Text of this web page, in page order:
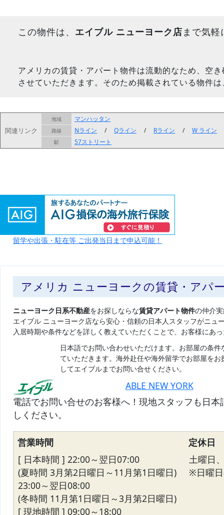
この物件は、 エイブル ニューヨーク店 まで気
アメリカの賃貸・アパート物件は流動的なため、空
させていただきます。そのため掲載されている物件
関連リンク
地域 マンハッタン
路線 Nライン / Qライン / Rライン / W ライン
駅 57ストリート
留学や出張・駐在等 ご出発当日まで申込可能！
アメリカ ニューヨークの賃貸・アパ
ニューヨーク日系不動産をお探しならな賃貸アパート物件の仲介
エイブル ニューヨーク店なら安心・信頼の日本人スタッフがニュ
入居時期や条件などを詳しく教えていただくことで、お客様にあ
日本語でお問い合わせいただけます。お部屋の条
ていただきます。海外赴任や海外留学でお部屋を
してエイブルまでお問い合せください。
ABLE NEW YORK
電話でお問い合せのお客様へ！現地スタッフも日
しください。
営業時間
定休日
[ 日本時間 ] 22:00～翌日07:00
(夏時間 3月第2日曜日～11月第1日曜日)
23:00～翌日08:00
(冬時間 11月第1日曜日～3月第2日曜日)
[ 現地時間 ] 09:00～18:00
土曜日
※日曜